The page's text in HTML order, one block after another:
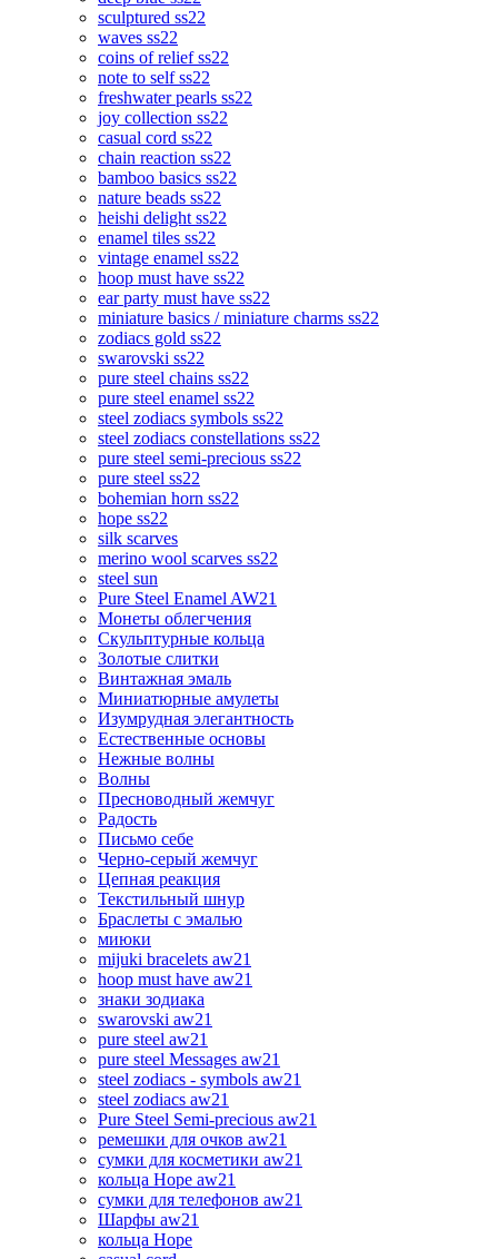
sculptured ss22
waves ss22
coins of relief ss22
note to self ss22
freshwater pearls ss22
joy collection ss22
casual cord ss22
chain reaction ss22
bamboo basics ss22
nature beads ss22
heishi delight ss22
enamel tiles ss22
vintage enamel ss22
hoop must have ss22
ear party must have ss22
miniature basics / miniature charms ss22
zodiacs gold ss22
swarovski ss22
pure steel chains ss22
pure steel enamel ss22
steel zodiacs symbols ss22
steel zodiacs constellations ss22
pure steel semi-precious ss22
pure steel ss22
bohemian horn ss22
hope ss22
silk scarves
merino wool scarves ss22
steel sun
Pure Steel Enamel AW21
Монеты облегчения
Скульптурные кольца
Золотые слитки
Винтажная эмаль
Миниатюрные амулеты
Изумрудная элегантность
Естественные основы
Нежные волны
Волны
Пресноводный жемчуг
Радость
Письмо себе
Черно-серый жемчуг
Цепная реакция
Текстильный шнур
Браслеты с эмалью
миюки
mijuki bracelets aw21
hoop must have aw21
знаки зодиака
swarovski aw21
pure steel aw21
pure steel Messages aw21
steel zodiacs - symbols aw21
steel zodiacs aw21
Pure Steel Semi-precious aw21
ремешки для очков aw21
сумки для косметики aw21
кольца Hope aw21
сумки для телефонов aw21
Шарфы aw21
кольца Hope